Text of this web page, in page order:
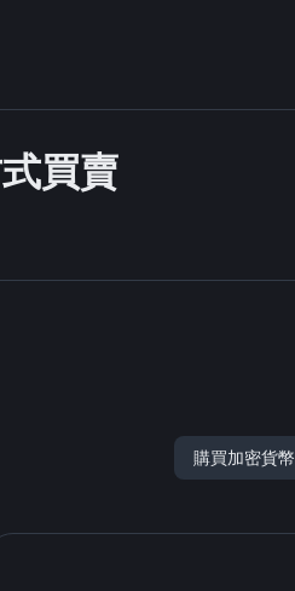
買賣
購買加密貨幣